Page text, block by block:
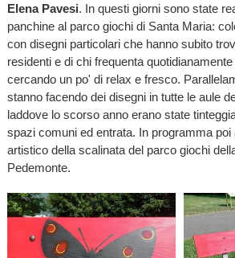
Elena Pavesi. In questi giorni sono state
panchine al parco giochi di Santa Maria:
con disegni particolari che hanno subito
residenti e di chi frequenta
cercando un po' di relax e fresco.
stanno facendo dei disegni in tutte le aule
laddove lo scorso anno erano state
spazi comuni ed entrata. In programma poi
artistico della scalinata del parco giochi
Pedemonte.